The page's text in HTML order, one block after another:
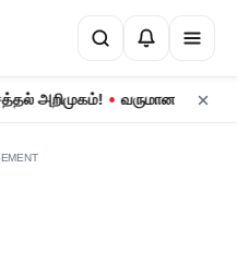
அறிமுகம்! • வருமான வரிக்